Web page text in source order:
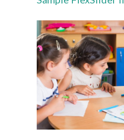
-- Klassen
---- Jahrgang 1
---- Jahrgang 2
---- Jahrgang 3
---- Jahrgang 4
-- Schulprogramm